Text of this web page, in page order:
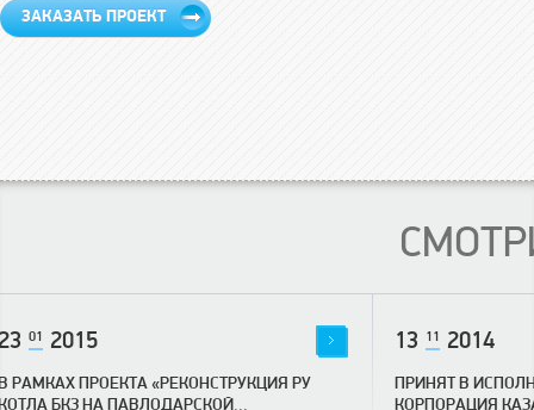
ЗАКАЗАТЬ ПРОЕКТ
01 2015
РАМКАХ ПРОЕКТА «РЕКОНСТРУКЦИЯ РУ
БКЗ НА ПАВЛОДАРСКОЙ...
13 11 2014
ПРИНЯТ В
КОРПОРАЦИЯ